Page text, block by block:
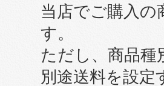
当店でご購入の
す。
ただし、商品種
別途送料を設定